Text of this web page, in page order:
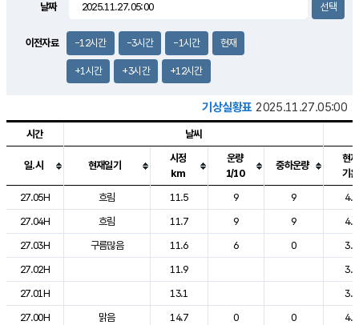
3.9m/s
날짜
이전자료 -12시간 -3시간 -1시간 현재
+1시간 +3시간 +12시간
기상실황표 2025.11.27.05:00
도시별 기상실황표로 지점, 날씨, 기온, 강수, 바람, 기압등을 안내한 표입
시간 날씨
일.시 현재일기
시정
km
운량
1/10
중하운량
현재
기온
27.05H
흐림 11.5 9 9
4.7
27.04H
흐림 11.7 9 9
4.3
27.03H
구름많음 11.6 6 0
3.9
27.02H
11.9
3.9
27.01H
13.1
3.8
27.00H
맑음 14.7 0 0
4.4